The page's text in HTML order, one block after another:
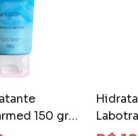
150 gr
Belle